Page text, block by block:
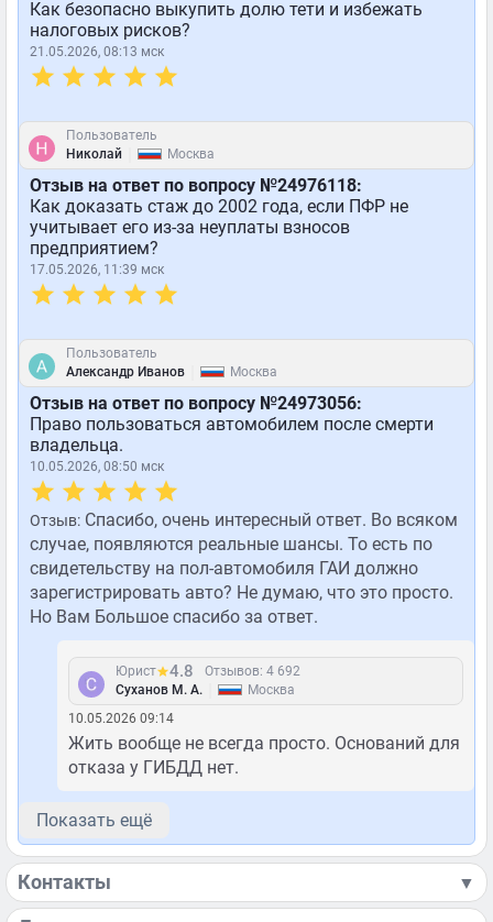
Как безопасно выкупить долю тети и избежать
налоговых рисков?
21.05.2026, 08:13 мск
Пользователь
Николай
Москва
Отзыв на ответ по вопросу №24976118:
Как доказать стаж до 2002 года, если ПФР не
учитывает его из-за неуплаты взносов
предприятием?
17.05.2026, 11:39 мск
Пользователь
Александр Иванов
Москва
Отзыв на ответ по вопросу №24973056:
Право пользоваться автомобилем после смерти
владельца.
10.05.2026, 08:50 мск
Отзыв: Спасибо, очень интересный ответ. Во всяком
случае, появляются реальные шансы. То есть по
свидетельству на пол-автомобиля ГАИ должно
зарегистрировать авто? Не думаю, что это просто.
Но Вам Большое спасибо за ответ.
Юрист 4.8
Отзывов: 4 692
Суханов М. А.
Москва
10.05.2026 09:14
Жить вообще не всегда просто. Оснований для
отказа у ГИБДД нет.
Показать ещё
Контакты ▼